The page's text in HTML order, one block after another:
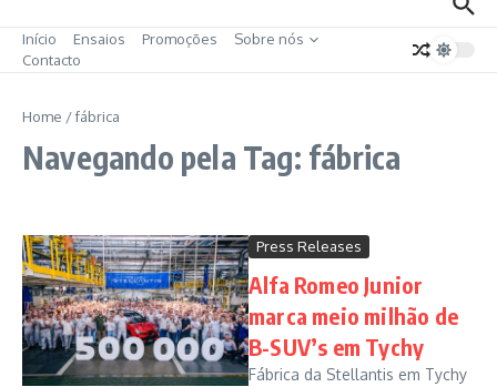
Início Ensaios Promoções
Sobre nós
Contacto
Home /fábrica
Navegando pela Tag: fábrica
Press Releases
Alfa Romeo Junior
marca meio milhão de
B-SUV’s em Tychy
Fábrica da Stellantis em Tychy